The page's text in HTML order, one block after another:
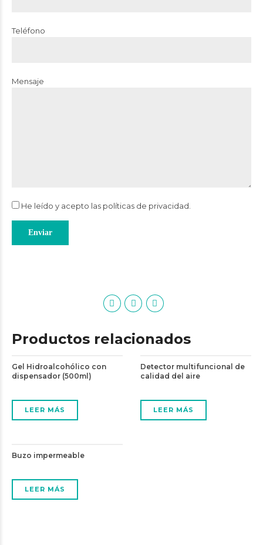
Teléfono
Mensaje
He leído y acepto las políticas de privacidad
Productos relacionados
Gel Hidroalcohólico con
dispensador (500ml)
LEER MÁS
Detector multifuncional de
calidad del aire
LEER MÁS
Buzo impermeable
LEER MÁS